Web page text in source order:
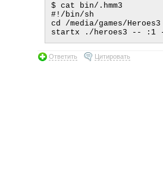
$ cat bin/.hmm3
#!/bin/sh
cd /media/games/Heroes3
Ответить Цитировать